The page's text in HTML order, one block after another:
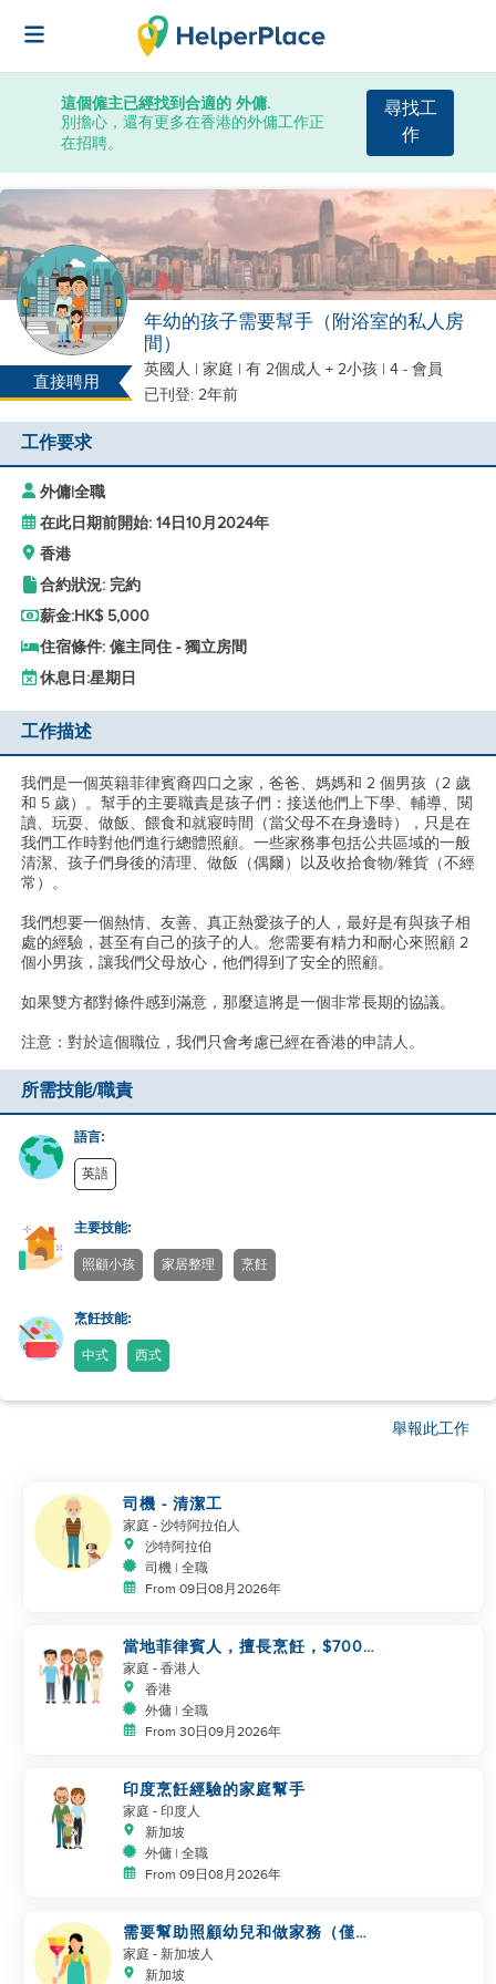
這個僱主已經找到合適的 外傭.
別擔心，還有更多在香港的外傭工作正
在招聘。
尋找工
作
直接聘用
年幼的孩子需要幫手（附浴室的私人房
間）
英國人 | 家庭 | 有 2個成人 + 2小孩 | 4 - 會員
已刊登: 2年前
工作要求
外傭|全職
在此日期前開始: 14日10月2024年
香港
合約狀況: 完約
薪金:HK$ 5,000
住宿條件: 僱主同住 - 獨立房間
休息日:星期日
工作描述
我們是一個英籍菲律賓裔四口之家，爸爸、媽媽和 2 個男孩（2 歲
和 5 歲）。幫手的主要職責是孩子們：接送他們上下學、輔導、閱
讀、玩耍、做飯、餵食和就寢時間（當父母不在身邊時），只是在
我們工作時對他們進行總體照顧。一些家務事包括公共區域的一般
清潔、孩子們身後的清理、做飯（偶爾）以及收拾食物/雜貨（不經
常）。
我們想要一個熱情、友善、真正熱愛孩子的人，最好是有與孩子相
處的經驗，甚至有自己的孩子的人。您需要有精力和耐心來照顧 2
個小男孩，讓我們父母放心，他們得到了安全的照顧。
如果雙方都對條件感到滿意，那麼這將是一個非常長期的協議。
注意：對於這個職位，我們只會考慮已經在香港的申請人。
所需技能/職責
語言:
英語
主要技能:
照顧小孩 家居整理 烹飪
烹飪技能:
中式 西式
舉報此工作
司機 - 清潔工
家庭 - 沙特阿拉伯人
沙特阿拉伯
司機 | 全職
From 09日08月2026年
當地菲律賓人，擅長烹飪，$7000
同事
家庭 - 香港人
香港
外傭 | 全職
From 30日09月2026年
印度烹飪經驗的家庭幫手
家庭 - 印度人
新加坡
外傭 | 全職
From 09日08月2026年
需要幫助照顧幼兒和做家務（僅限
新加坡）
家庭 - 新加坡人
新加坡